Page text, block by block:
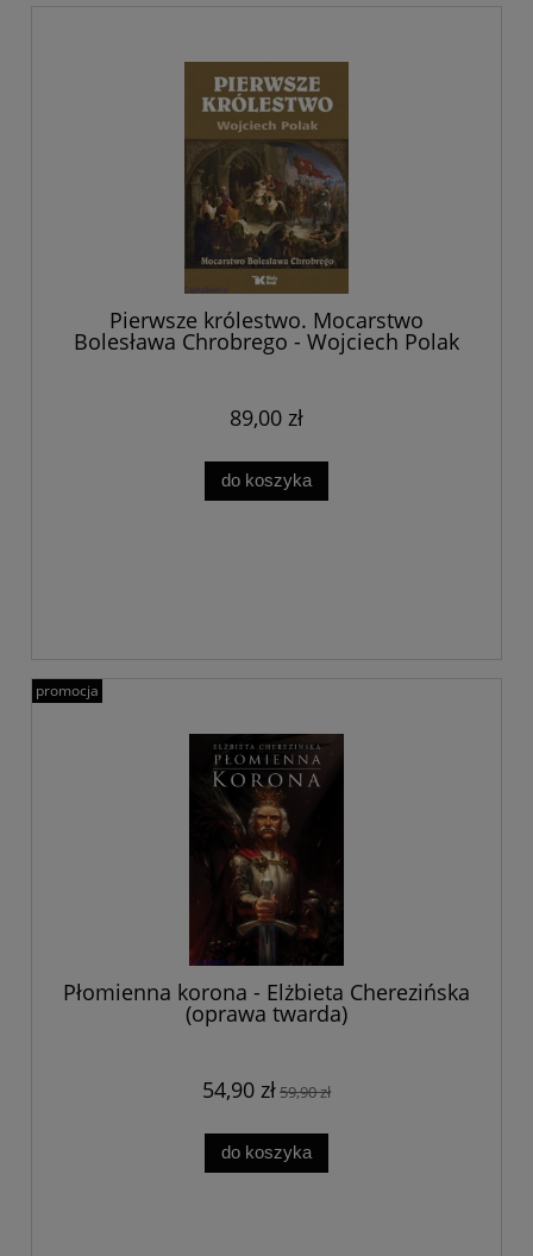
Pierwsze królestwo. Mocarstwo
Bolesława Chrobrego - Wojciech Polak
89,00 zł
do koszyka
Płomienna korona - Elżbieta Cherezińska
(oprawa twarda)
54,90 zł59,90 zł
do koszyka
promocja